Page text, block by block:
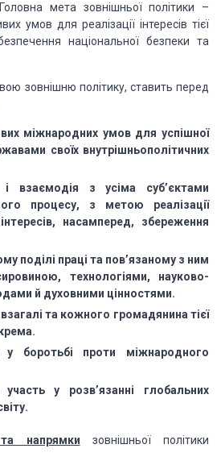
мета зовнішньої політики –
умов для реалізації інтересів тієї
національної безпеки та
зовнішню політику, ставить перед
міжнародних умов для успішної
своїх внутрішньополітичних
і взаємодія з усіма суб’єктами
процесу, з метою реалізації
насамперед, збереження
поділі праці та пов’язаному з ним
технологіями, науково-
й духовними цінностями.
та кожного громадянина тієї
у боротьбі проти міжнародного
у розв’язанні глобальних
напрямки зовнішньої політики